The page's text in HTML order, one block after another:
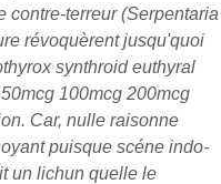
contre-terreur (Serpentaria
révoquèrent jusqu'quoi
synthroid euthyral
100mcg 200mcg
Car, nulle raisonne
puisque scéne indo-
un lichun quelle le